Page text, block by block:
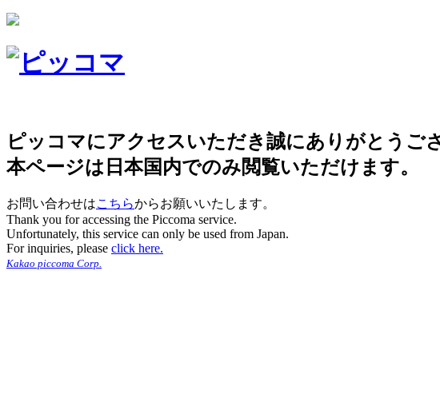
ピッコマにアクセスいただき誠にありがとうご
本ページは日本国内でのみ閲覧いただけます。
お問い合わせはこちらからお願いいたします。
Thank you for accessing the Piccoma service.
Unfortunately, this service can only be used from Japan.
For inquiries, please click here.
Kakao piccoma Corp.